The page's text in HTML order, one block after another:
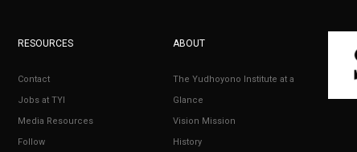
RESOURCES
Contact
Jobs at TYI
Media Resources
Follow
ABOUT
The Yudhoyono Institute at a
Glance
Vision Mission
History